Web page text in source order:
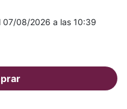
07/08/2026 a las 10:39